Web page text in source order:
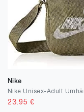
Nike
23.95 €